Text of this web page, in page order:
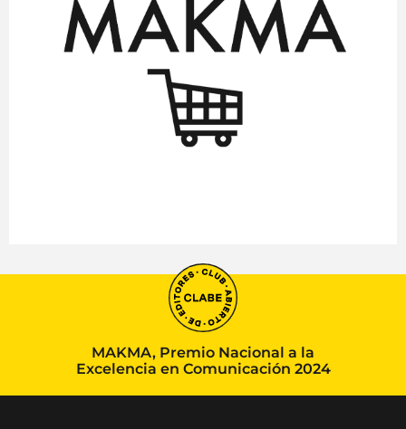
MAKMA, Premio Nacional a la
Excelencia en Comunicación 2024